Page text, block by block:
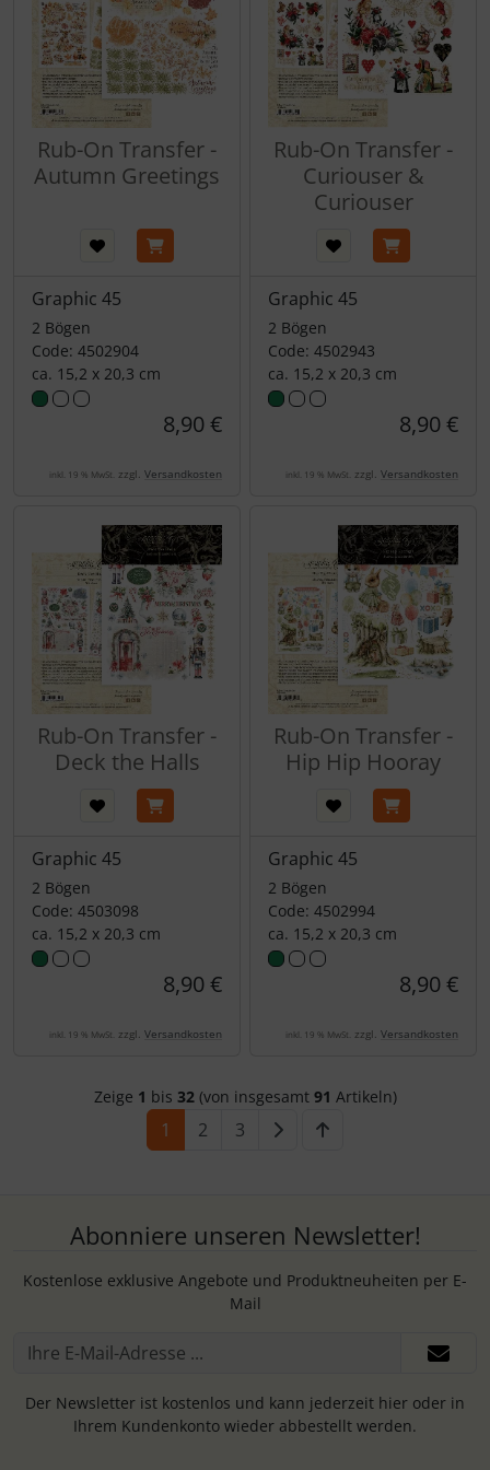
Rub-On Transfer -
Autumn Greetings
Graphic 45
2 Bögen
Code: 4502904
ca. 15,2 x 20,3 cm
8,90 €
inkl. 19 % MwSt. zzgl. Versandkosten
Rub-On Transfer -
Curiouser &
Curiouser
Graphic 45
2 Bögen
Code: 4502943
ca. 15,2 x 20,3 cm
8,90 €
inkl. 19 % MwSt. zzgl. Versandkosten
Rub-On Transfer -
Deck the Halls
Graphic 45
2 Bögen
Code: 4503098
ca. 15,2 x 20,3 cm
8,90 €
inkl. 19 % MwSt. zzgl. Versandkosten
Rub-On Transfer -
Hip Hip Hooray
Graphic 45
2 Bögen
Code: 4502994
ca. 15,2 x 20,3 cm
8,90 €
inkl. 19 % MwSt. zzgl. Versandkosten
Zeige 1 bis 32(von insgesamt 91 Artikeln)
1 2 3
Abonniere unseren Newsletter!
Kostenlose exklusive Angebote und Produktneuheiten per E-
Mail
Der Newsletter ist kostenlos und kann jederzeit hier oder in
Ihrem Kundenkonto wieder abbestellt werden.